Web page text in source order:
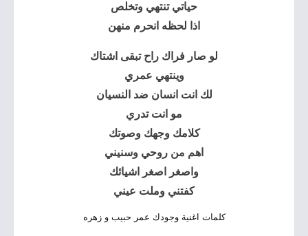
حياتي تنتهي وتخلص
اذا لحظه انحرم منهن
لو صار فراك راح تبقى اشتاك
وينتهي عمري
لك انت انسان ضد النسيان
مو انت تدري
كلامك وجهك وصوتك
اهم من روحي وسنيني
واصغر اصغر اشيائك
كفتني وملت عيني
كلمات اغنية وجودك عمر حبيب و زهره